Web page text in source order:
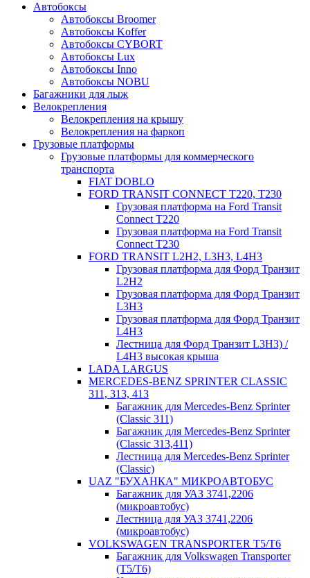
Автобоксы
Автобоксы Broomer
Автобоксы Koffer
Автобоксы CYBORT
Автобоксы Lux
Автобоксы Inno
Автобоксы NOBU
Багажники для лыж
Велокрепления
Велокрепления на крышу
Велокрепления на фаркоп
Грузовые платформы
Грузовые платформы для коммерческого
транспорта
FIAT DOBLO
FORD TRANSIT CONNECT Т220, T230
Грузовая платформа на Ford Transit
Connect T220
Грузовая платформа на Ford Transit
Connect T230
FORD TRANSIT L2H2, L3H3, L4H3
Грузовая платформа для Форд Транзит
L2H2
Грузовая платформа для Форд Транзит
L3H3
Грузовая платформа для Форд Транзит
L4H3
Лестница для Форд Транзит L3H3) /
L4H3 высокая крыша
LADA LARGUS
MERCEDES-BENZ SPRINTER CLASSIC
311, 313, 413
Багажник для Mercedes-Benz Sprinter
(Classic 311)
Багажник для Mercedes-Benz Sprinter
(Classic 313,411)
Лестница для Mercedes-Benz Sprinter
(Classic)
UAZ "БУХАНКА" МИКРOАВТОБУС
Багажник для УАЗ 3741,2206
(микроавтобус)
Лестница для УАЗ 3741,2206
(микроавтобус)
VOLKSWAGEN TRANSPORTER T5/T6
Багажник для Volkswagen Transporter
(T5/T6)